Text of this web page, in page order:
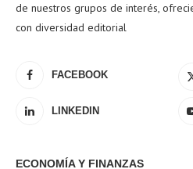
de nuestros grupos de interés,
con diversidad editorial
FACEBOOK
LINKEDIN
ECONOMÍA Y FINANZAS